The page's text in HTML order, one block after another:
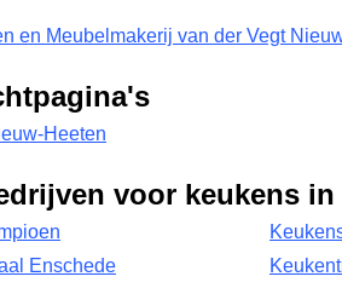
en Meubelmakerij van der Vegt
Heeten
voor keukens
Enschede